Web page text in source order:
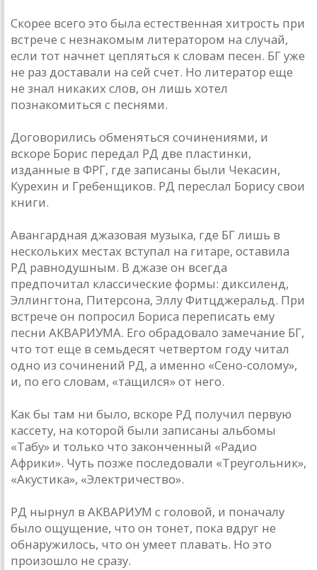
Скорее всего это была естественная хитрость при
встрече с незнакомым литератором на случай,
если тот начнет цепляться к словам песен. БГ уже
не раз доставали на сей счет. Но литератор еще
не знал никаких слов, он лишь хотел
познакомиться с песнями.
Договорились обменяться сочинениями, и
вскоре Борис передал РД две пластинки,
изданные в ФРГ, где записаны были Чекасин,
Курехин и Гребенщиков. РД переслал Борису свои
книги.
Авангардная джазовая музыка, где БГ лишь в
нескольких местах вступал на гитаре, оставила
РД равнодушным. В джазе он всегда
предпочитал классические формы: диксиленд,
Эллингтона, Питерсона, Эллу Фитцджеральд. При
встрече он попросил Бориса переписать ему
песни АКВАРИУМА. Его обрадовало замечание БГ,
что тот еще в семьдесят четвертом году читал
одно из сочинений РД, а именно «Сено-солому»,
и, по его словам, «тащился» от него.
Как бы там ни было, вскоре РД получил первую
кассету, на которой были записаны альбомы
«Табу» и только что законченный «Радио
Африки». Чуть позже последовали «Треугольник»,
«Акустика», «Электричество».
РД нырнул в АКВАРИУМ с головой, и поначалу
было ощущение, что он тонет, пока вдруг не
обнаружилось, что он умеет плавать. Но это
произошло не сразу.